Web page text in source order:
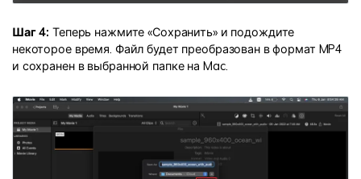
Шаг 4: Теперь нажмите «Сохранить» и подождите
некоторое время. Файл будет преобразован в формат MP4
и сохранен в выбранной папке на Mac.